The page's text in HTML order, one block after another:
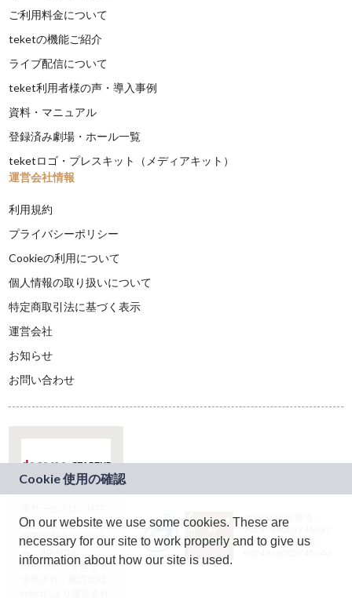
ご利用料金について
teketの機能ご紹介
ライブ配信について
teket利用者様の声・導入事例
資料・マニュアル
登録済み劇場・ホール一覧
teketロゴ・プレスキット（メディアキット）
運営会社情報
利用規約
プライバシーポリシー
Cookieの利用について
個人情報の取り扱いについて
特定商取引法に基づく表示
運営会社
お知らせ
お問い合わせ
ドコモグループの新
規事業創出プログラ
ム「docomo
STARTUP」を通じて
JASRAC許諾番号：
9024936001Y45037
JASRAC許諾番号：
On our website we use some cookies. These are
necessary for our site to work properly and to give us
information about how our site is used.